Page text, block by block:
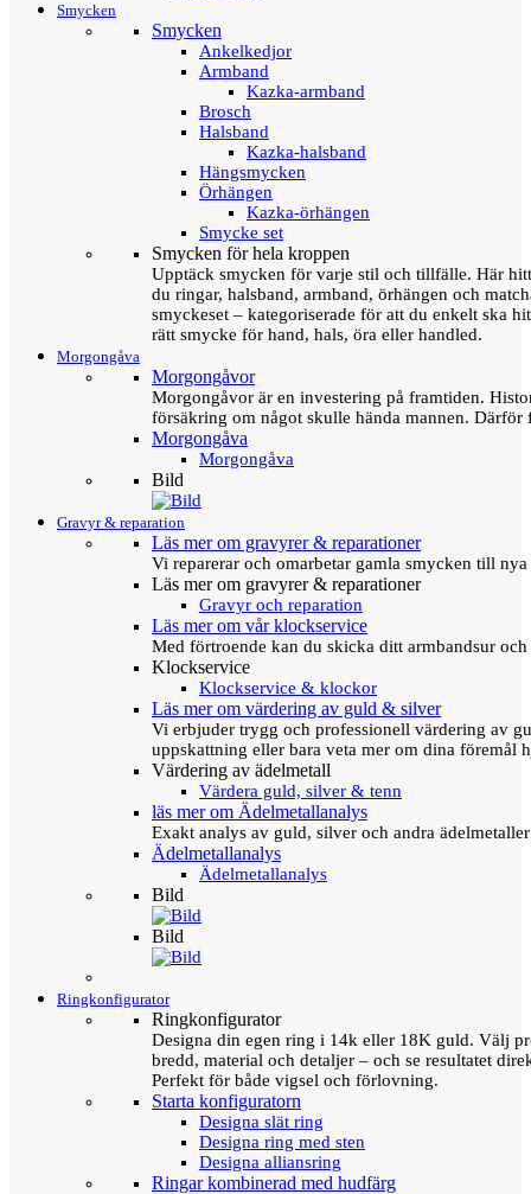
Smycken
Smycken
Ankelkedjor
Armband
Kazka-armband
Brosch
Halsband
Kazka-halsband
Hängsmycken
Örhängen
Kazka-örhängen
Smycke set
Smycken för hela kroppen
Upptäck smycken för varje stil och tillfälle. Här
du ringar, halsband, armband, örhängen och
smyckeset – kategoriserade för att du enkelt ska
rätt smycke för hand, hals, öra eller handled.
Morgongåva
Morgongåvor
Morgongåvor är en investering på framtiden.
försäkring om något skulle hända mannen.
Morgongåva
Morgongåva
Bild
Gravyr & reparation
Läs mer om gravyrer & reparationer
Vi reparerar och omarbetar gamla smycken till
Läs mer om gravyrer & reparationer
Gravyr och reparation
Läs mer om vår klockservice
Med förtroende kan du skicka ditt armbandsur
Klockservice
Klockservice & klockor
Läs mer om värdering av guld & silver
Vi erbjuder trygg och professionell värdering av
uppskattning eller bara veta mer om dina föremål
Värdering av ädelmetall
Värdera guld, silver & tenn
läs mer om Ädelmetallanalys
Exakt analys av guld, silver och andra
Ädelmetallanalys
Ädelmetallanalys
Bild
Bild
Ringkonfigurator
Ringkonfigurator
Designa din egen ring i 14k eller 18K guld. Välj
bredd, material och detaljer – och se resultatet
Perfekt för både vigsel och förlovning.
Starta konfiguratorn
Designa slät ring
Designa ring med sten
Designa alliansring
Ringar kombinerad med hudfärg